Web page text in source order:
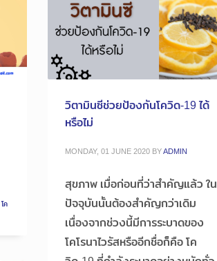
โค
วิตามินซีช่วยป้องกันโควิด-19 ได้
หรือไม่
MONDAY, 01 JUNE 2020 BYADMIN
สุขภาพ เมื่อก่อนที่ว่าสำคัญแล้ว ใน
ปัจจุบันนั้นต้องสำคัญกว่าเดิม
เนื่องจากช่วงนี้มีการระบาดของ
โคโรนาไวรัสหรืออีกชื่อก็คือ โค